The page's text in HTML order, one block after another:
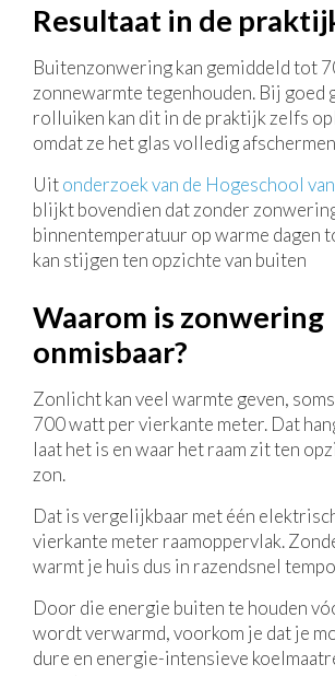
Resultaat in de
Buitenzonwering kan gemiddeld tot
zonnewarmte tegenhouden. Bij goed
rolluiken kan dit in de praktijk zelfs
omdat ze het glas volledig
Uitonderzoek van de Hogeschool
blijkt bovendien dat zonder
binnentemperatuur op warme dagen
kan stijgen ten opzichte van buiten
Waarom is zonwering
onmisbaar?
Zonlicht kan veel warmte geven,
700 watt per vierkante meter. Dat
laat het is en waar het raam zit ten
zon.
Dat is vergelijkbaar met één
vierkante meter raamoppervlak.
warmt je huis dus in razendsnel
Door die energie buiten te houden
wordt verwarmd, voorkom je dat je
dure en energie-intensieve